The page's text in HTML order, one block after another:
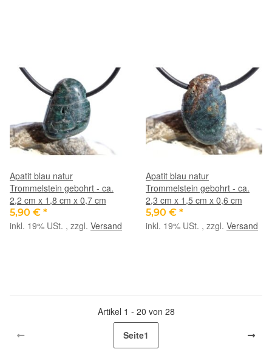
Apatit blau natur
Trommelstein gebohrt - ca.
2,2 cm x 1,8 cm x 0,7 cm
5,90 € *
inkl. 19% USt. , zzgl. Versand
Apatit blau natur
Trommelstein gebohrt - ca.
2,3 cm x 1,5 cm x 0,6 cm
5,90 € *
inkl. 19% USt. , zzgl. Versand
Artikel 1 - 20 von 28
Seite1